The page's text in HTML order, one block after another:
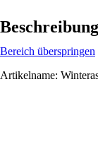
Beschreibung
Bereich überspringen
Artikelname: